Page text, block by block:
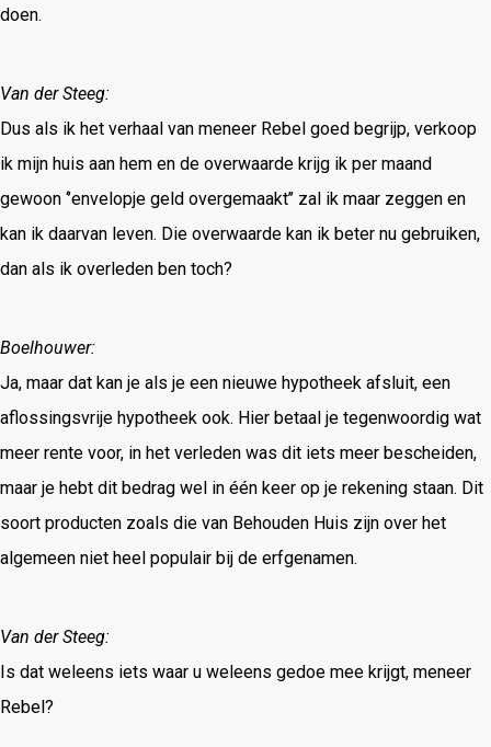
doen.
Van der Steeg:
Dus als ik het verhaal van meneer Rebel goed begrijp, verkoop
ik mijn huis aan hem en de overwaarde krijg ik per maand
gewoon ‘’envelopje geld overgemaakt’’ zal ik maar zeggen en
kan ik daarvan leven. Die overwaarde kan ik beter nu gebruiken,
dan als ik overleden ben toch?
Boelhouwer:
Ja, maar dat kan je als je een nieuwe hypotheek afsluit, een
aflossingsvrije hypotheek ook. Hier betaal je tegenwoordig wat
meer rente voor, in het verleden was dit iets meer bescheiden,
maar je hebt dit bedrag wel in één keer op je rekening staan. Dit
soort producten zoals die van Behouden Huis zijn over het
algemeen niet heel populair bij de erfgenamen.
Van der Steeg:
Is dat weleens iets waar u weleens gedoe mee krijgt, meneer
Rebel?